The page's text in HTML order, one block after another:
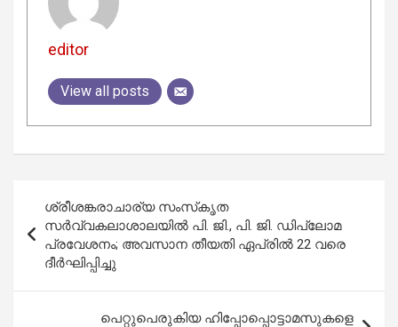
editor
View all posts
navigation
ശ്രീശങ്കരാചാര്യ സംസ്‌കൃത
സർവ്വകലാശാലയിൽ പി. ജി., പി. ജി. ഡിപ്ലോമ
പ്രവേശനം; അവസാന തീയതി ഏപ്രിൽ 22 വരെ
ദീര്‍ഘിപ്പിച്ചു
പെറ്റുപെരുകിയ ഹിപ്പോപ്പൊട്ടാമസുകളെ